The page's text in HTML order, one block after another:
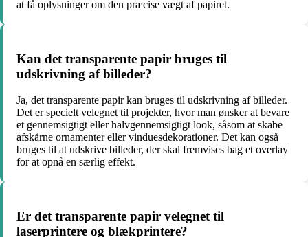
at få oplysninger om den præcise vægt af papiret.
Kan det transparente papir bruges til
udskrivning af billeder?
Ja, det transparente papir kan bruges til udskrivning af billeder.
Det er specielt velegnet til projekter, hvor man ønsker at bevare
et gennemsigtigt eller halvgennemsigtigt look, såsom at skabe
afskårne ornamenter eller vinduesdekorationer. Det kan også
bruges til at udskrive billeder, der skal fremvises bag et overlay
for at opnå en særlig effekt.
Er det transparente papir velegnet til
laserprintere og blækprintere?